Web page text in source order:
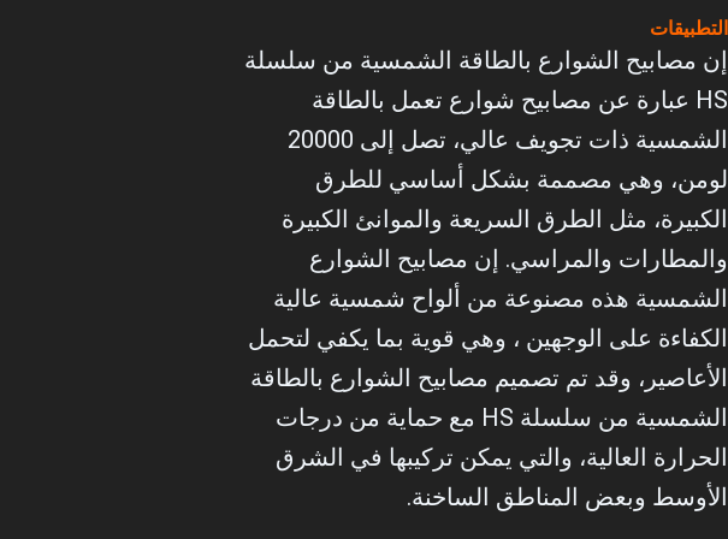
التطبيقات
إن مصابيح الشوارع بالطاقة الشمسية من سلسلة
HS عبارة عن مصابيح شوارع تعمل بالطاقة
الشمسية ذات تجويف عالي، تصل إلى 20000
لومن، وهي مصممة بشكل أساسي للطرق
الكبيرة، مثل الطرق السريعة والموانئ الكبيرة
والمطارات والمراسي. إن مصابيح الشوارع
الشمسية هذه مصنوعة من ألواح شمسية عالية
الكفاءة على الوجهين ، وهي قوية بما يكفي لتحمل
الأعاصير، وقد تم تصميم مصابيح الشوارع بالطاقة
الشمسية من سلسلة HS مع حماية من درجات
الحرارة العالية، والتي يمكن تركيبها في الشرق
الأوسط وبعض المناطق الساخنة.